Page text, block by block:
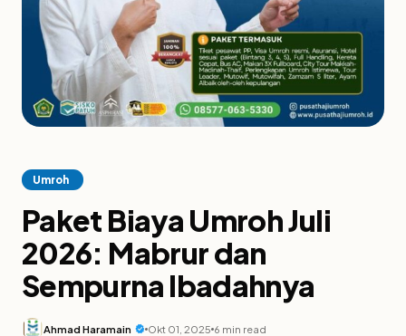
Umroh
Paket Biaya Umroh Juli
2026: Mabrur dan
Sempurna Ibadahnya
Ahmad Haramain Okt 01, 2025 6 min read